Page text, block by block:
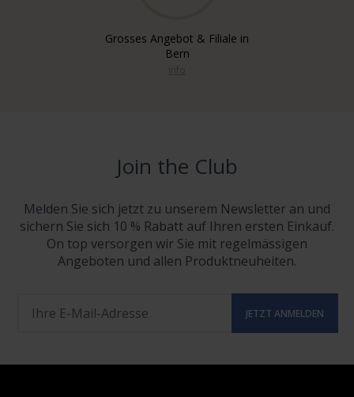
Grosses Angebot & Filiale in
Bern
Join the Club
Melden Sie sich jetzt zu unserem Newsletter an und
sichern Sie sich 10 % Rabatt auf Ihren ersten Einkauf.
On top versorgen wir Sie mit regelmässigen
Angeboten und allen Produktneuheiten.